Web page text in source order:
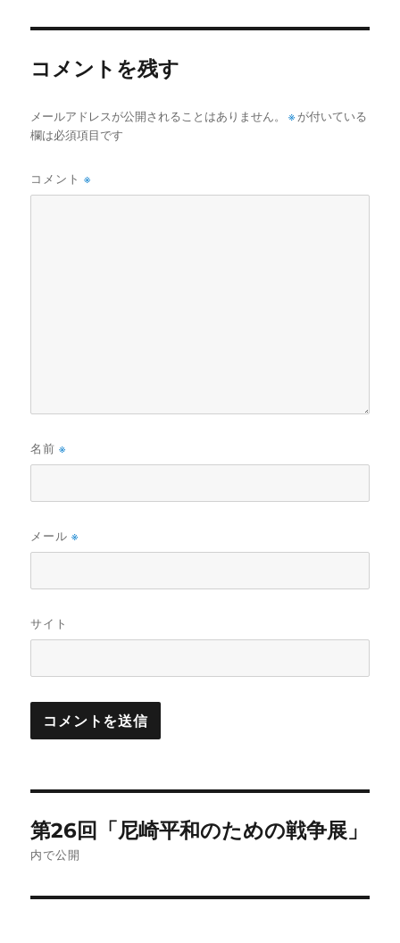
コメントを残す
メールアドレスが公開されることはありません。 ※ が付いている
欄は必須項目です
コメント※
名前※
メール※
サイト
稿
第26回「尼崎平和のための戦争展」
内で公開